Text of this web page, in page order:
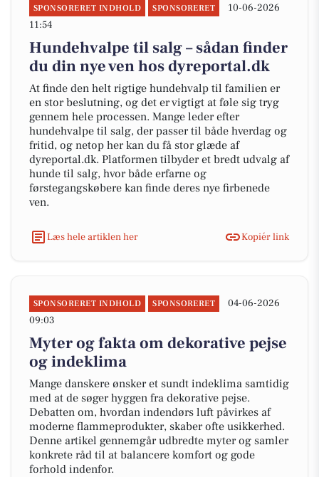
SPONSORERET INDHOLD SPONSORERET
10-06-2026
11:54
Hundehvalpe til salg – sådan finder
du din nye ven hos dyreportal.dk
At finde den helt rigtige hundehvalp til familien er
en stor beslutning, og det er vigtigt at føle sig tryg
gennem hele processen. Mange leder efter
hundehvalpe til salg, der passer til både hverdag og
fritid, og netop her kan du få stor glæde af
dyreportal.dk. Platformen tilbyder et bredt udvalg af
hunde til salg, hvor både erfarne og
førstegangskøbere kan finde deres nye firbenede
ven.
Læs hele artiklen her Kopiér link
SPONSORERET INDHOLD SPONSORERET
04-06-2026
09:03
Myter og fakta om dekorative pejse
og indeklima
Mange danskere ønsker et sundt indeklima samtidig
med at de søger hyggen fra dekorative pejse.
Debatten om, hvordan indendørs luft påvirkes af
moderne flammeprodukter, skaber ofte usikkerhed.
Denne artikel gennemgår udbredte myter og samler
konkrete råd til at balancere komfort og gode
forhold indenfor.